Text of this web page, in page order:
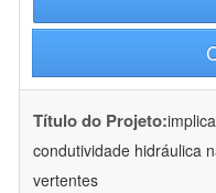
Título do Projeto:
condutividade hidráulica
vertentes